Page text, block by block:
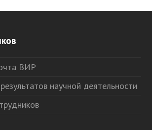
ВИР
научной деятельности